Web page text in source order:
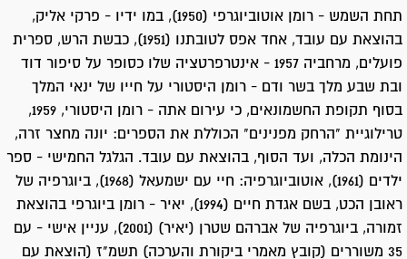
תחת השמש - רומן אוטוביוגרפי (1950), במו ידיו - פרקי אליק,
בהוצאת עם עובד, אחד אפס לטובתנו (1951), כבשת הרש, ספרית
פועלים, מרחביה 1957 - אינטרפרטציה שלו כסופר על סיפור דוד
ובת שבע מלך בשר ודם - רומן היסטורי על חייו של ינאי המלך
בסוף תקופת החשמונאים, כי עירום אתה - רומן היסטורי, 1959,
טרילוגיית "הרחק מפנינים" הכוללת את הספרים: יונה מחצר זרה,
הינומת הכלה, ועד הסוף, בהוצאת עם עובד. הגלגל החמישי - ספר
ילדים (1961), אוטוביוגרפיה: חיי עם ישמעאל (1968), ביוגרפיה של
ראובן הכט, בשם אגדת חיים (1994), יאיר - רומן ביוגרפי בהוצאת
זמורה, ביוגרפיה של אברהם שטרן (יאיר) (2001), עניין אישי - עם
35 משוררים (קובץ מאמרי ביקורת והערכה) תשמ"ז (הוצאת עם